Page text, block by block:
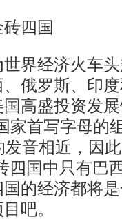
四国
经济火车头
俄罗斯、印
高盛投资发
家首写字母的
音相近，因
四国中只有巴
的经济都将
吧。